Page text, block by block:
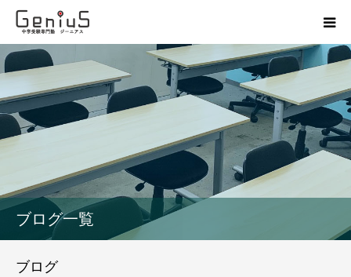
ブログ一覧
ブログ
授業
志望校別特訓
模試